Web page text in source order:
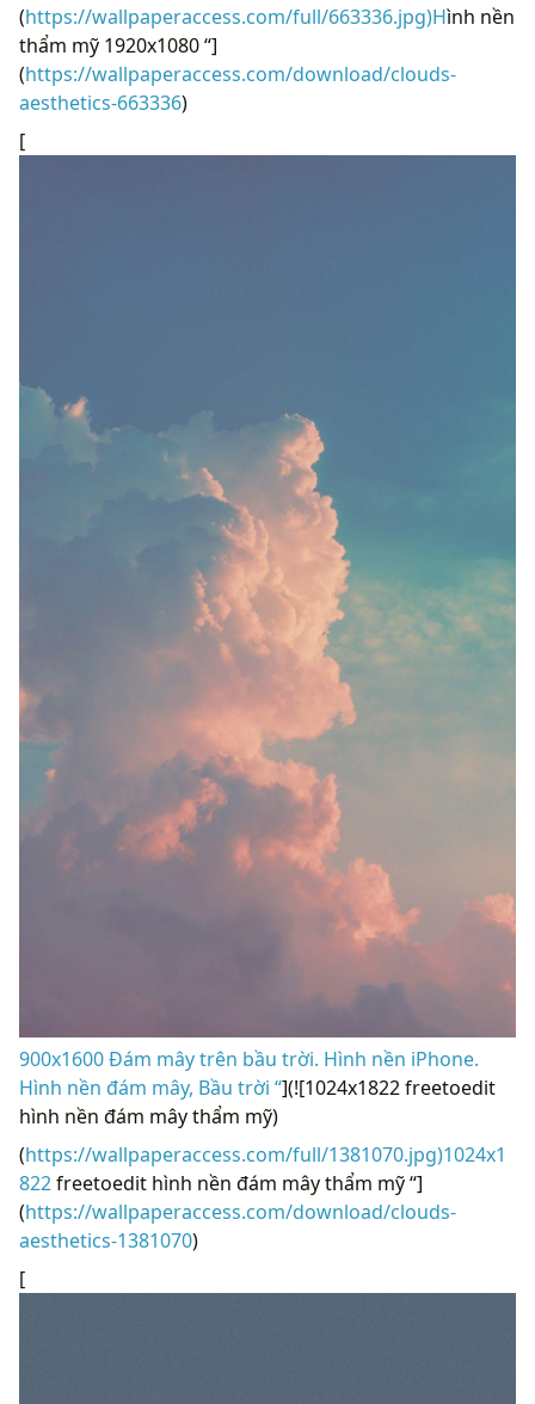
(https://wallpaperaccess.com/full/663336.jpg)Hình nền
thẩm mỹ 1920x1080 “]
(https://wallpaperaccess.com/download/clouds-
aesthetics-663336)
[
900x1600 Đám mây trên bầu trời. Hình nền iPhone.
Hình nền đám mây, Bầu trời “](![1024x1822 freetoedit
hình nền đám mây thẩm mỹ)
(https://wallpaperaccess.com/full/1381070.jpg)1024x1
822freetoedit hình nền đám mây thẩm mỹ “]
(https://wallpaperaccess.com/download/clouds-
aesthetics-1381070)
[